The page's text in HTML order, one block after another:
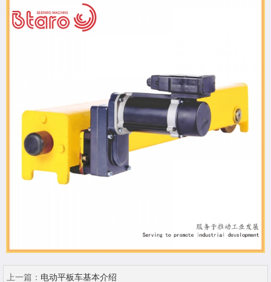
上一篇： 电动平板车基本介绍